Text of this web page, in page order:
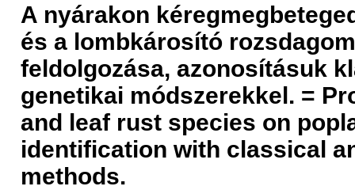
A nyárakon
és a lombkárosító
feldolgozása, azonosításuk
genetikai módszerekkel. =
and leaf rust species on
identification with classical
methods.